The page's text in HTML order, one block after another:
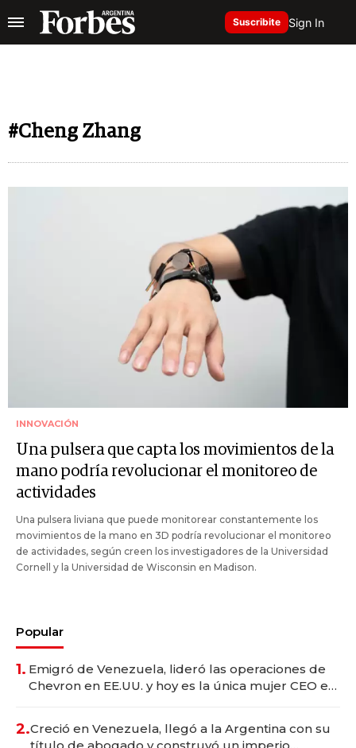
Suscribite Sign In
#Cheng Zhang
INNOVACIÓN
Una pulsera que capta los movimientos de la
mano podría revolucionar el monitoreo de
actividades
Una pulsera liviana que puede monitorear constantemente los
movimientos de la mano en 3D podría revolucionar el monitoreo
de actividades, según creen los investigadores de la Universidad
Cornell y la Universidad de Wisconsin en Madison.
Popular
1. Emigró de Venezuela, lideró las operaciones de
Chevron en EE.UU. y hoy es la única mujer CEO en
2.Creció en Venezuela, llegó a la Argentina con su